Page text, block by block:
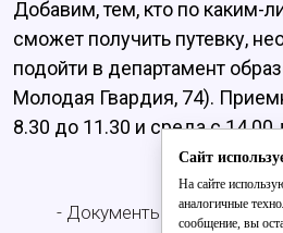
Добавим, тем, кто по каким-
сможет получить путевку,
подойти в департамент
Молодая Гвардия, 74).
8.30 до 11.30 и среда с 14.00
- Документы для тех
Сайт
На сайте
аналогичные
сообщение, вы